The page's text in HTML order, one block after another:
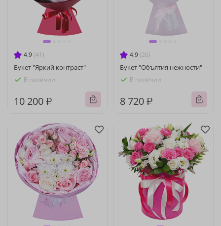
4.9 (41)
Букет "Яркий контраст"
В наличии
10 200 ₽
4.9 (26)
Букет "Объятия нежности"
В наличии
8 720 ₽